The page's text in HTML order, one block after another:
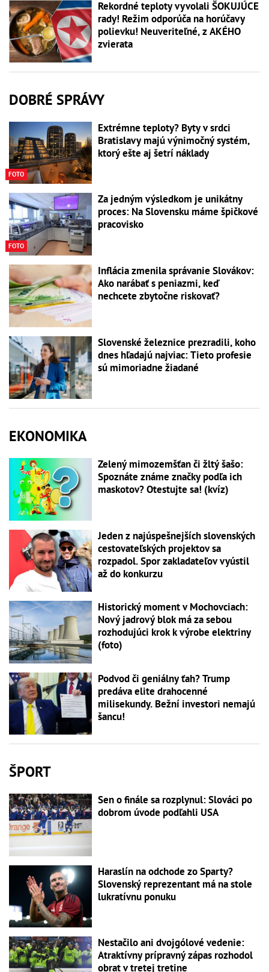
Rekordné teploty vyvolali ŠOKUJÚCE
rady! Režim odporúča na horúčavy
polievku! Neuveriteľné, z AKÉHO
zvierata
DOBRÉ SPRÁVY
FOTO
Extrémne teploty? Byty v srdci
Bratislavy majú výnimočný systém,
ktorý ešte aj šetrí náklady
FOTO
Za jedným výsledkom je unikátny
proces: Na Slovensku máme špičkové
pracovisko
Inflácia zmenila správanie Slovákov:
Ako narábať s peniazmi, keď
nechcete zbytočne riskovať?
Slovenské železnice prezradili, koho
dnes hľadajú najviac: Tieto profesie
sú mimoriadne žiadané
EKONOMIKA
Zelený mimozemšťan či žltý šašo:
Spoznáte známe značky podľa ich
maskotov? Otestujte sa! (kvíz)
Jeden z najúspešnejších slovenských
cestovateľských projektov sa
rozpadol. Spor zakladateľov vyústil
až do konkurzu
Historický moment v Mochovciach:
Nový jadrový blok má za sebou
rozhodujúci krok k výrobe elektriny
(foto)
Podvod či geniálny ťah? Trump
predáva elite drahocenné
milisekundy. Bežní investori nemajú
šancu!
ŠPORT
Sen o finále sa rozplynul: Slováci po
dobrom úvode podľahli USA
Haraslín na odchode zo Sparty?
Slovenský reprezentant má na stole
lukratívnu ponuku
Nestačilo ani dvojgólové vedenie:
Atraktívny prípravný zápas rozhodol
obrat v tretej tretine